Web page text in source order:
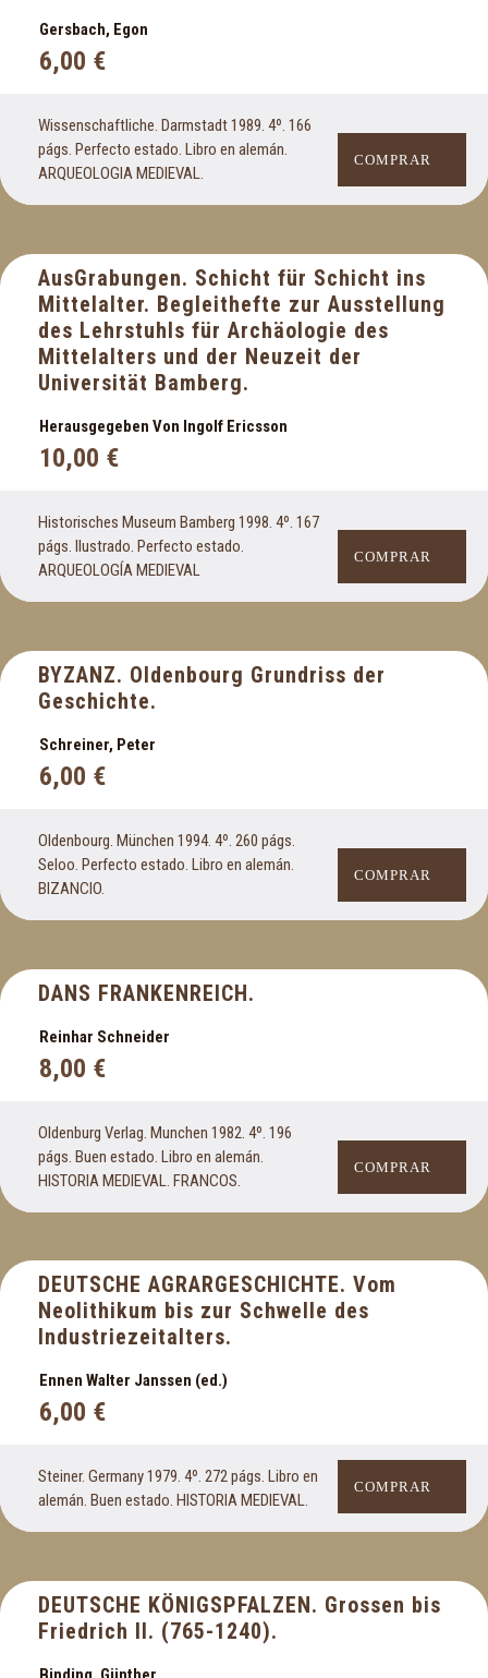
Gersbach, Egon
6,00 €
Wissenschaftliche. Darmstadt 1989. 4º. 166
págs. Perfecto estado. Libro en alemán.
ARQUEOLOGIA MEDIEVAL.
COMPRAR
AusGrabungen. Schicht für Schicht ins
Mittelalter. Begleithefte zur Ausstellung
des Lehrstuhls für Archäologie des
Mittelalters und der Neuzeit der
Universität Bamberg.
Herausgegeben Von Ingolf Ericsson
10,00 €
Historisches Museum Bamberg 1998. 4º. 167
págs. Ilustrado. Perfecto estado.
ARQUEOLOGÍA MEDIEVAL
COMPRAR
BYZANZ. Oldenbourg Grundriss der
Geschichte.
Schreiner, Peter
6,00 €
Oldenbourg. München 1994. 4º. 260 págs.
Seloo. Perfecto estado. Libro en alemán.
BIZANCIO.
COMPRAR
DANS FRANKENREICH.
Reinhar Schneider
8,00 €
Oldenburg Verlag. Munchen 1982. 4º. 196
págs. Buen estado. Libro en alemán.
HISTORIA MEDIEVAL. FRANCOS.
COMPRAR
DEUTSCHE AGRARGESCHICHTE. Vom
Neolithikum bis zur Schwelle des
Industriezeitalters.
Ennen Walter Janssen (ed.)
6,00 €
Steiner. Germany 1979. 4º. 272 págs. Libro en
alemán. Buen estado. HISTORIA MEDIEVAL.
COMPRAR
DEUTSCHE KÖNIGSPFALZEN. Grossen bis
Friedrich II. (765-1240).